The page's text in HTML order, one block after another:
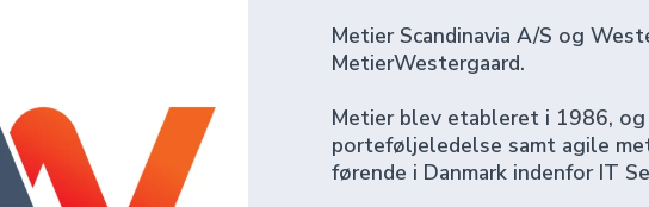
Metier Scandinavia A/S og
MetierWestergaard.
Metier blev etableret i 1986,
porteføljeledelse samt agile
førende i Danmark indenfor IT